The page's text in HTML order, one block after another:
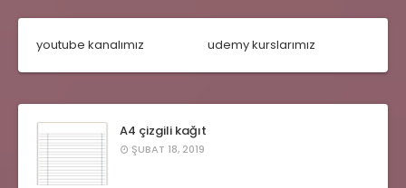
youtube kanalımız udemy kurslarımız
A4 çizgili kağıt
ŞUBAT 18, 2019